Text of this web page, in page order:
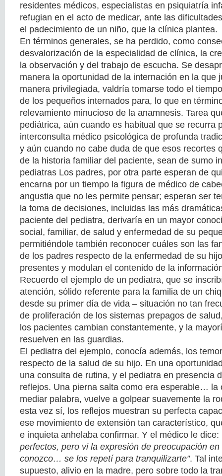
residentes médicos, especialistas en psiquiatría
refugian en el acto de medicar, ante las
el padecimiento de un niño, que la clínica plantea.
En términos generales, se ha perdido, como
desvalorización de la especialidad de clínica, la
la observación y del trabajo de escucha. Se
manera la oportunidad de la internación en la que
manera privilegiada, valdría tomarse todo el
de los pequeños internados para, lo que en
relevamiento minucioso de la anamnesis. Tarea
pediátrica, aún cuando es habitual que se recurra
interconsulta médico psicológica de profunda
y aún cuando no cabe duda de que esos recortes
de la historia familiar del paciente, sean de sumo
pediatras Los padres, por otra parte esperan de
encarna por un tiempo la figura de médico de
angustia que no les permite pensar; esperan ser
la toma de decisiones, incluidas las más
paciente del pediatra, derivaría en un mayor
social, familiar, de salud y enfermedad de su
permitiéndole también reconocer cuáles son las
de los padres respecto de la enfermedad de su
presentes y modulan el contenido de la
Recuerdo el ejemplo de un pediatra, que se
atención, sólido referente para la familia de un
desde su primer día de vida – situación no tan
de proliferación de los sistemas prepagos de
los pacientes cambian constantemente, y la
resuelven en las guardias.
El pediatra del ejemplo, conocía además, los
respecto de la salud de su hijo. En una
una consulta de rutina, y el pediatra en presencia
reflejos. Una pierna salta como era esperable… la
mediar palabra, vuelve a golpear suavemente la
esta vez sí, los reflejos muestran su perfecta
ese movimiento de extensión tan característico,
e inquieta anhelaba confirmar. Y el médico le dice:
perfectos, pero vi la expresión de preocupación
conozco… se los repetí para tranquilizarte”. Tal
supuesto, alivio en la madre, pero sobre todo la